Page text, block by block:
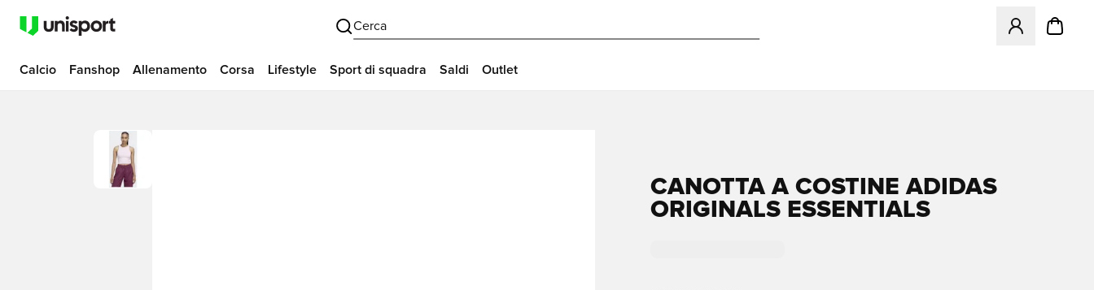
Cerca
Apre una
Calcio Fanshop Allenamento Corsa Lifestyle Sport di squadra Saldi Outlet
CANOTTA A COSTINE ADIDAS
ORIGINALS ESSENTIALS